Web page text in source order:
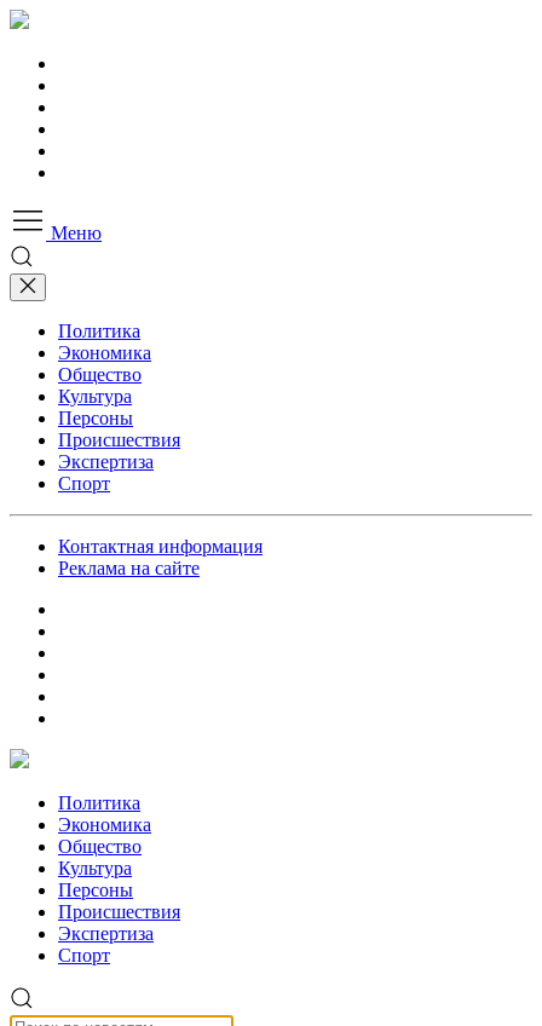
Меню
Политика
Экономика
Общество
Культура
Персоны
Происшествия
Экспертиза
Спорт
Контактная информация
Реклама на сайте
Политика
Экономика
Общество
Культура
Персоны
Происшествия
Экспертиза
Спорт